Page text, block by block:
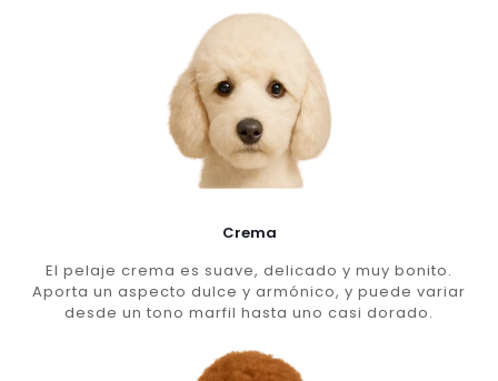
Crema
El pelaje crema es suave, delicado y muy bonito.
Aporta un aspecto dulce y armónico, y puede variar
desde un tono marfil hasta uno casi dorado.